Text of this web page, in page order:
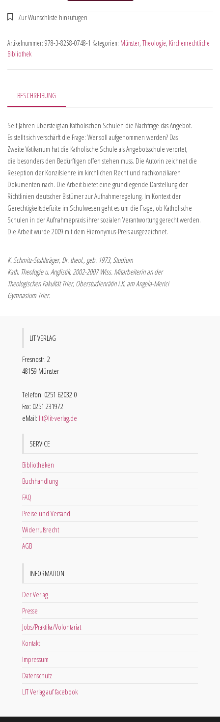
Artikelnummer: 978-3-8258-0748-1 Kategorien: Münster, Theologie, Kirchenrechtliche
Bibliothek
BESCHREIBUNG
Seit Jahren übersteigt an Katholischen Schulen die Nachfrage das Angebot.
Es stellt sich verschärft die Frage: Wer soll aufgenommen werden? Das
Zweite Vatikanum hat die Katholische Schule als Angebotsschule verortet,
die besonders den Bedürftigen offen stehen muss. Die Autorin zeichnet die
Rezeption der Konzilslehre im kirchlichen Recht und nachkonziliaren
Dokumenten nach. Die Arbeit bietet eine grundlegende Darstellung der
Richtlinien deutscher Bistümer zur Aufnahmeregelung. Im Kontext der
Gerechtigkeitsdefizite im Schulwesen geht es um die Frage, ob Katholische
Schulen in der Aufnahmepraxis ihrer sozialen Verantwortung gerecht werden.
Die Arbeit wurde 2009 mit dem Hieronymus-Preis ausgezeichnet.
K. Schmitz-Stuhlträger, Dr. theol., geb. 1973, Studium
Kath. Theologie u. Anglistik, 2002-2007 Wiss. Mitarbeiterin an der
Theologischen Fakultät Trier, Oberstudienrätin i.K. am Angela-Merici
Gymnasium Trier.
LIT VERLAG
Fresnostr. 2
48159 Münster
Telefon: 0251 62032 0
Fax: 0251 231972
eMail: lit@lit-verlag.de
SERVICE
Bibliotheken
Buchhandlung
FAQ
Preise und Versand
Widerrufsrecht
AGB
INFORMATION
Der Verlag
Presse
Jobs/Praktika/Volontariat
Kontakt
Impressum
Datenschutz
LIT Verlag auf facebook